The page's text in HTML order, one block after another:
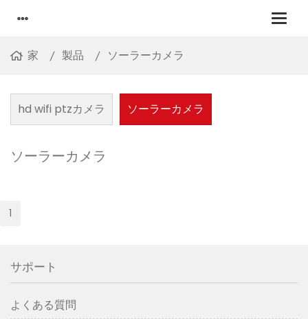
家 製品 ソーラーカメラ
hd wifi ptzカメラ ソーラーカメラ
ソーラーカメラ
1
サポート
よくある質問